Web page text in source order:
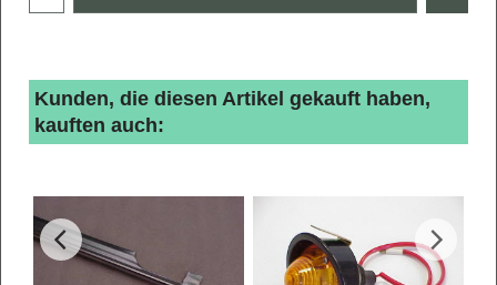
Kunden, die diesen Artikel gekauft haben,
kauften auch: